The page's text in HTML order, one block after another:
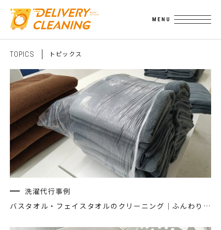
TOPICS ト ピッ ク ス
洗濯代行事例
バスタオル・フェイスタオルのクリーニング｜ふんわり清潔に洗濯代行